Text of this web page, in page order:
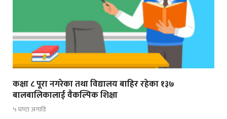
कक्षा ८ पूरा नगरेका तथा विद्यालय बाहिर रहेका १३७
बालबालिकालाई वैकल्पिक शिक्षा
५ घण्टा अगाडि